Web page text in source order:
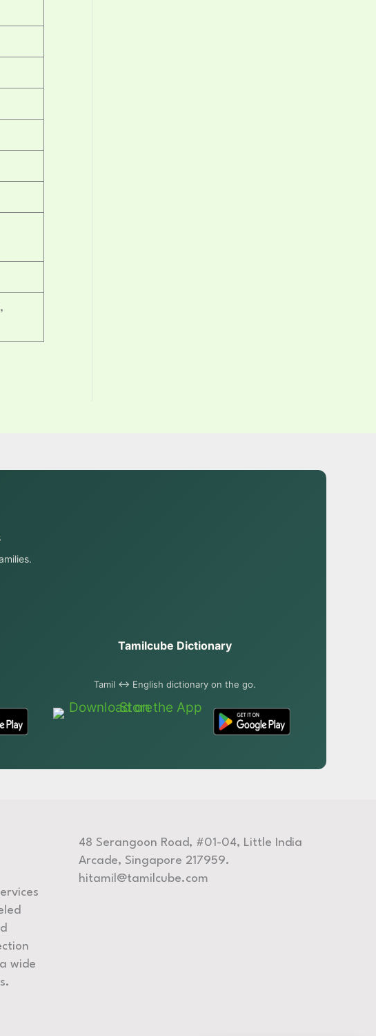
Tamilcube Dictionary
Tamil ↔ English dictionary on the go.
wide
48 Serangoon Road, #01-04, Little India
Arcade, Singapore 217959.
hitamil@tamilcube.com